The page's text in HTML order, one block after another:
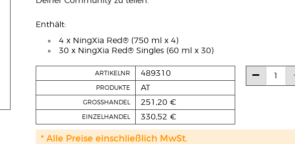
Enthält:
4 x NingXia Red® (750 ml x 4)
30 x NingXia Red® Singles (60 ml x 30)
ARTIKELNR 489310
PRODUKTE AT
GROSSHANDEL 251,20 €
EINZELHANDEL 330,52 €
* Alle Preise einschließlich MwSt.